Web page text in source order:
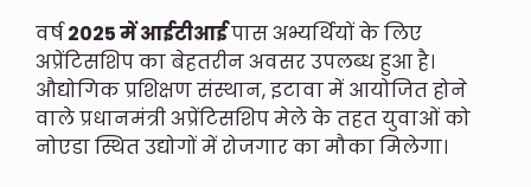
वर्ष2025 में आईटीआईपास अभ्यर्थियों के लिए
अप्रेंटिसशिप का बेहतरीन अवसर उपलब्ध हुआ है।
औद्योगिक प्रशिक्षण संस्थान, इटावा में आयोजित होने
वाले प्रधानमंत्री अप्रेंटिसशिप मेले के तहत युवाओं को
नोएडा स्थित उद्योगों में रोजगार का मौका मिलेगा।